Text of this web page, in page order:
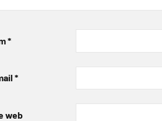
*
*
web